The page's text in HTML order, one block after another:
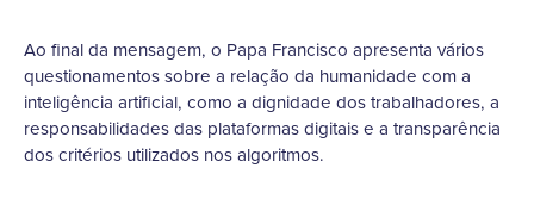
Ao final da mensagem, o Papa Francisco apresenta vários
questionamentos sobre a relação da humanidade com a
inteligência artificial, como a dignidade dos trabalhadores, a
responsabilidades das plataformas digitais e a transparência
dos critérios utilizados nos algoritmos.